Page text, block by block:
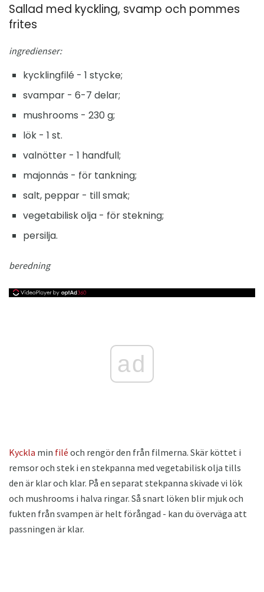
Sallad med kyckling, svamp och pommes
frites
ingredienser:
kycklingfilé - 1 stycke;
svampar - 6-7 delar;
mushrooms - 230 g;
lök - 1 st.
valnötter - 1 handfull;
majonnäs - för tankning;
salt, peppar - till smak;
vegetabilisk olja - för stekning;
persilja.
beredning
ad
Kyckla min filé och rengör den från filmerna. Skär köttet i
remsor och stek i en stekpanna med vegetabilisk olja tills
den är klar och klar. På en separat stekpanna skivade vi lök
och mushrooms i halva ringar. Så snart löken blir mjuk och
fukten från svampen är helt förångad - kan du överväga att
passningen är klar.